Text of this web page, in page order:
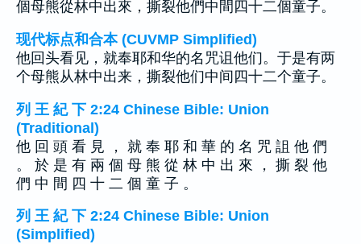
個母熊從林中出來，撕裂他們中間四十二個童子。
现代标点和合本 (CUVMP Simplified)
他回头看见，就奉耶和华的名咒诅他们。于是有两
个母熊从林中出来，撕裂他们中间四十二个童子。
列 王 紀 下 2:24 Chinese Bible: Union
(Traditional)
他 回 頭 看 見 ， 就 奉 耶 和 華 的 名 咒 詛 他 們
。 於 是 有 兩 個 母 熊 從 林 中 出 來 ， 撕 裂 他
們 中 間 四 十 二 個 童 子 。
列 王 紀 下 2:24 Chinese Bible: Union
(Simplified)